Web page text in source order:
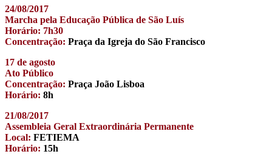
24/08/2017
Marcha pela Educação Pública de São Luís
Horário: 7h30
Concentração: Praça da Igreja do São Francisco
17 de agosto
Ato Público
Concentração: Praça João Lisboa
Horário: 8h
21/08/2017
Assembleia Geral Extraordinária Permanente
Local: FETIEMA
Horário: 15h